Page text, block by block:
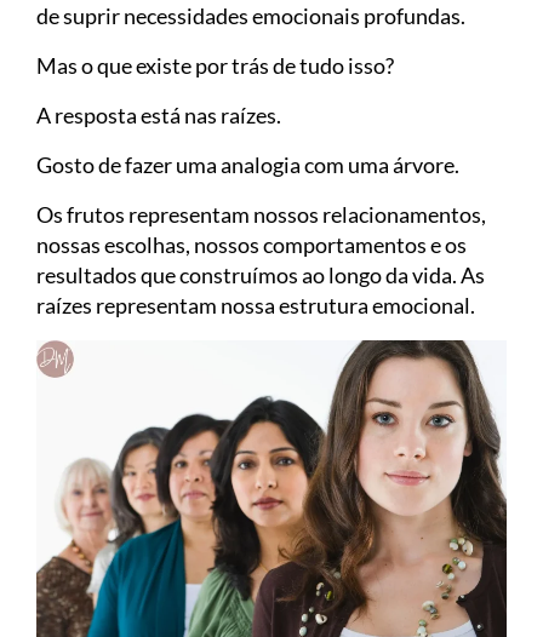
de suprir necessidades emocionais profundas.
Mas o que existe por trás de tudo isso?
A resposta está nas raízes.
Gosto de fazer uma analogia com uma árvore.
Os frutos representam nossos relacionamentos,
nossas escolhas, nossos comportamentos e os
resultados que construímos ao longo da vida. As
raízes representam nossa estrutura emocional.